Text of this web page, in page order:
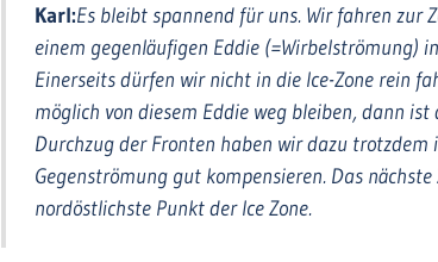
Karl:Es bleibt spannend für uns. Wir fahren zur
einem gegenläufigen Eddie (=Wirbelströmung)
Einerseits dürfen wir nicht in die Ice-Zone rein
möglich von diesem Eddie weg bleiben, dann
Durchzug der Fronten haben wir dazu
Gegenströmung gut kompensieren. Das
nordöstlichste Punkt der Ice Zone.